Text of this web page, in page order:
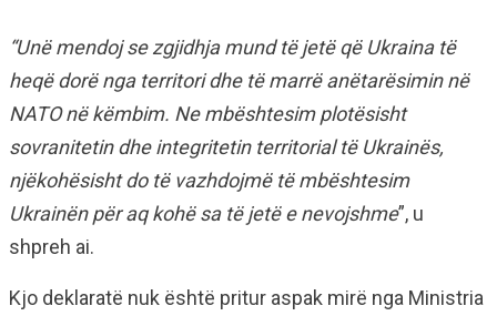
“Unë mendoj se zgjidhja mund të jetë që Ukraina të
heqë dorë nga territori dhe të marrë anëtarësimin në
NATO në këmbim. Ne mbështesim plotësisht
sovranitetin dhe integritetin territorial të Ukrainës,
njëkohësisht do të vazhdojmë të mbështesim
Ukrainën për aq kohë sa të jetë e nevojshme”, u
shpreh ai.
Kjo deklaratë nuk është pritur aspak mirë nga Ministria